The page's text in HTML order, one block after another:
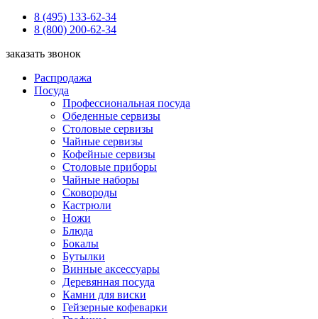
8 (495) 133-62-34
8 (800) 200-62-34
заказать звонок
Распродажа
Посуда
Профессиональная посуда
Обеденные сервизы
Столовые сервизы
Чайные сервизы
Кофейные сервизы
Столовые приборы
Чайные наборы
Сковороды
Кастрюли
Ножи
Блюда
Бокалы
Бутылки
Винные аксессуары
Деревянная посуда
Камни для виски
Гейзерные кофеварки